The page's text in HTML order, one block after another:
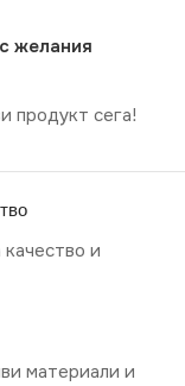
желания
продукт сега!
и
материали и